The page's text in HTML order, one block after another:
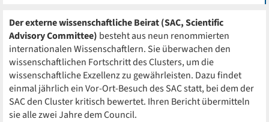
Der externe wissenschaftliche Beirat (SAC, Scientific
Advisory Committee) besteht aus neun renommierten
internationalen Wissenschaftlern. Sie überwachen den
wissenschaftlichen Fortschritt des Clusters, um die
wissenschaftliche Exzellenz zu gewährleisten. Dazu findet
einmal jährlich ein Vor-Ort-Besuch des SAC statt, bei dem der
SAC den Cluster kritisch bewertet. Ihren Bericht übermitteln
sie alle zwei Jahre dem Council.